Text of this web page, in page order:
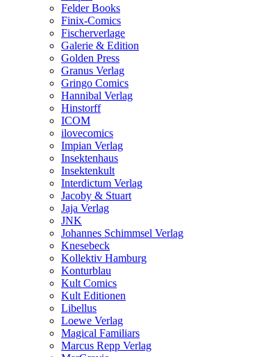
Felder Books
Finix-Comics
Fischerverlage
Galerie & Edition
Golden Press
Granus Verlag
Gringo Comics
Hannibal Verlag
Hinstorff
ICOM
ilovecomics
Impian Verlag
Insektenhaus
Insektenkult
Interdictum Verlag
Jacoby & Stuart
Jaja Verlag
JNK
Johannes Schimmsel Verlag
Knesebeck
Kollektiv Hamburg
Konturblau
Kult Comics
Kult Editionen
Libellus
Loewe Verlag
Magical Familiars
Marcus Repp Verlag